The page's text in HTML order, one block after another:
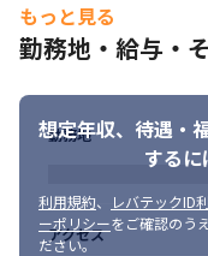
もっと見る
勤務地・給与・
想定年収、待遇・
する
利用規約、 レバテックID
ーポリシーをご確認のう
ださい。
勤務地
アクセス